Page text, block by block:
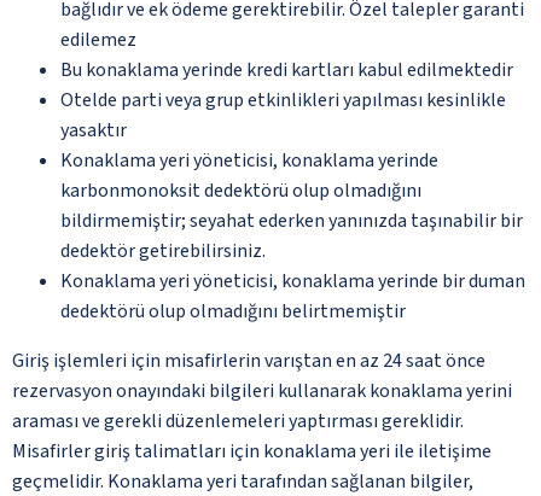
bağlıdır ve ek ödeme gerektirebilir. Özel talepler garanti
edilemez
Bu konaklama yerinde kredi kartları kabul edilmektedir
Otelde parti veya grup etkinlikleri yapılması kesinlikle
yasaktır
Konaklama yeri yöneticisi, konaklama yerinde
karbonmonoksit dedektörü olup olmadığını
bildirmemiştir; seyahat ederken yanınızda taşınabilir bir
dedektör getirebilirsiniz.
Konaklama yeri yöneticisi, konaklama yerinde bir duman
dedektörü olup olmadığını belirtmemiştir
Giriş işlemleri için misafirlerin varıştan en az 24 saat önce
rezervasyon onayındaki bilgileri kullanarak konaklama yerini
araması ve gerekli düzenlemeleri yaptırması gereklidir.
Misafirler giriş talimatları için konaklama yeri ile iletişime
geçmelidir. Konaklama yeri tarafından sağlanan bilgiler,